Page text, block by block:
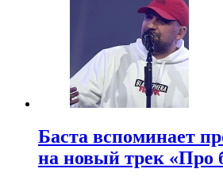
Баста вспоминает
на новый трек «Про